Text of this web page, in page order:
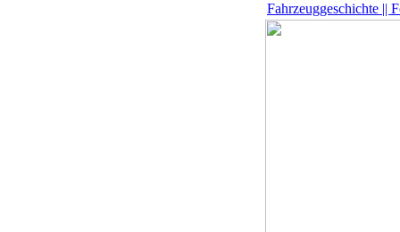
Fahrzeuggeschichte ||